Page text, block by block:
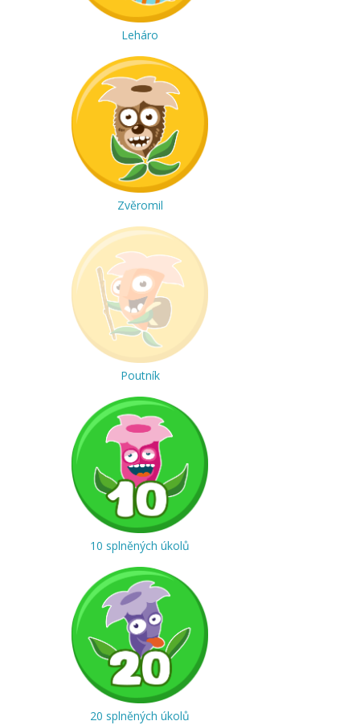
Leháro
Zvěromil
Poutník
10 splněných úkolů
20 splněných úkolů